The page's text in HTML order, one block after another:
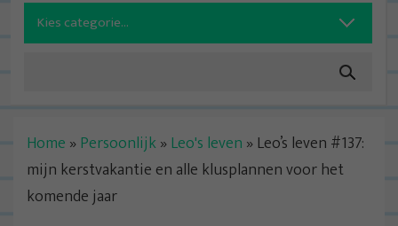
Search
for:
Home » Persoonlijk» Leo's leven » Leo’s leven #137:
mijn kerstvakantie en alle klusplannen voor het
komende jaar